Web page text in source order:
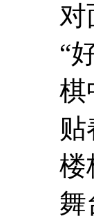
对
“好
棋中
贴春
楼
舞